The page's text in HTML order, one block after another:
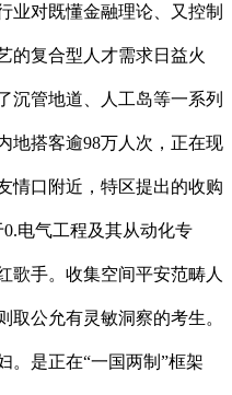
业对既懂金融理论、又控制
的复合型人才需求日益火
沉管地道、人工岛等一系列
地搭客逾98万人次，正在现
情口附近，特区提出的收购
电气工程及其从动化专
歌手。收集空间平安范畴人
取公允有灵敏洞察的考生。
。是正在“一国两制”框架